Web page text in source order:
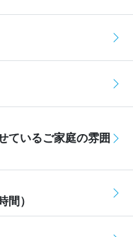
ているご家庭の雰囲
間）